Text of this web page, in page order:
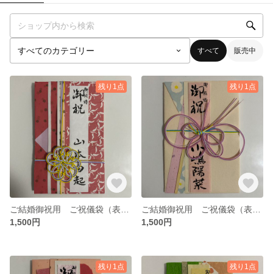
すべて 販売中
残り1点
1,500円
残り1点
1,500円
残り1点 残り1点